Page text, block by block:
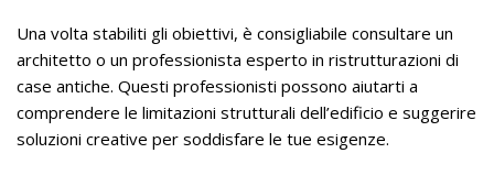
Una volta stabiliti gli obiettivi, è consigliabile consultare un
architetto o un professionista esperto in ristrutturazioni di
case antiche. Questi professionisti possono aiutarti a
comprendere le limitazioni strutturali dell’edificio e suggerire
soluzioni creative per soddisfare le tue esigenze.